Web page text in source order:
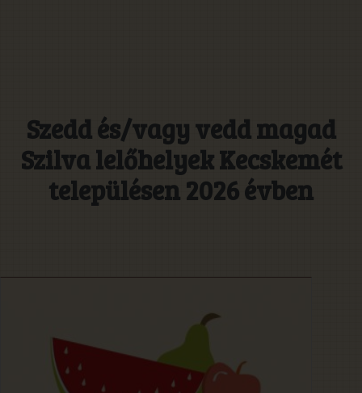
Szedd és/vagy vedd magad
Szilva lelőhelyek Kecskemét
településen 2026 évben